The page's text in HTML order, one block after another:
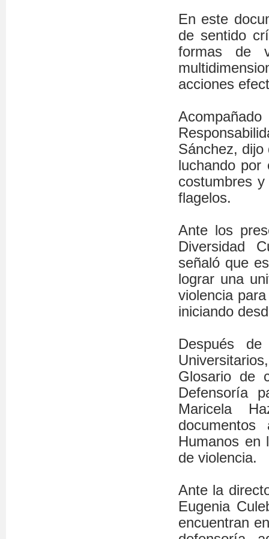
En este
de sentido
formas de
acciones
Sánchez,
luchando por
costumbres
flagelos.
Ante los
Diversidad
señaló que
lograr una
violencia
iniciando
Después
Glosario de
Defensoría
Maricela
Humanos en
de violencia.
Ante la
Eugenia
encuentran